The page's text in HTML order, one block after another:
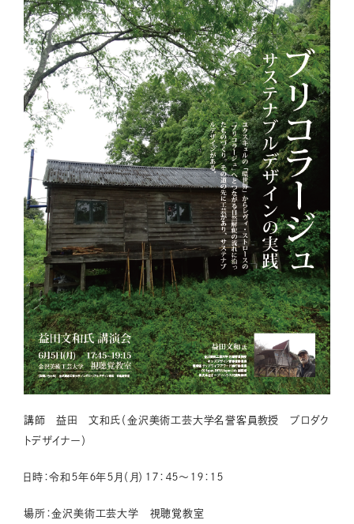
講師 益田 文和氏（金沢美術工芸大学名誉客員教授 プロダク
トデザイナー）
日時：令和５年６年５月（月）１７：４５～１９：１５
場所：金沢美術工芸大学 視聴覚教室